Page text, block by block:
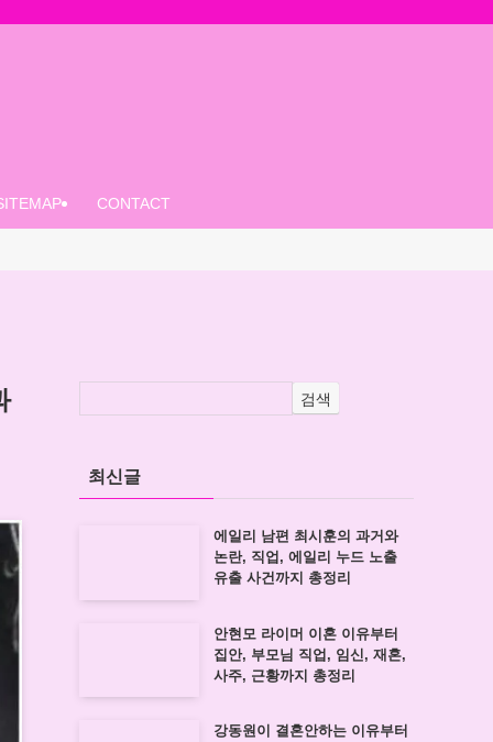
CONTACT
검색
최신글
에일리 남편 최시훈의 과거와
논란, 직업, 에일리 누드 노출
유출 사건까지 총정리
안현모 라이머 이혼 이유부터
집안, 부모님 직업, 임신, 재혼,
사주, 근황까지 총정리
강동원이 결혼안하는 이유부터